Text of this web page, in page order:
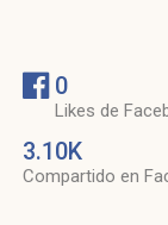
0
Likes de
3.10K
Compartido en